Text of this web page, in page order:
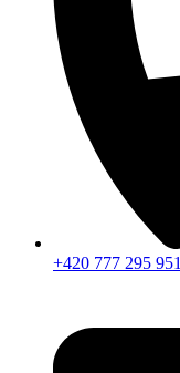
+420 777 295 951